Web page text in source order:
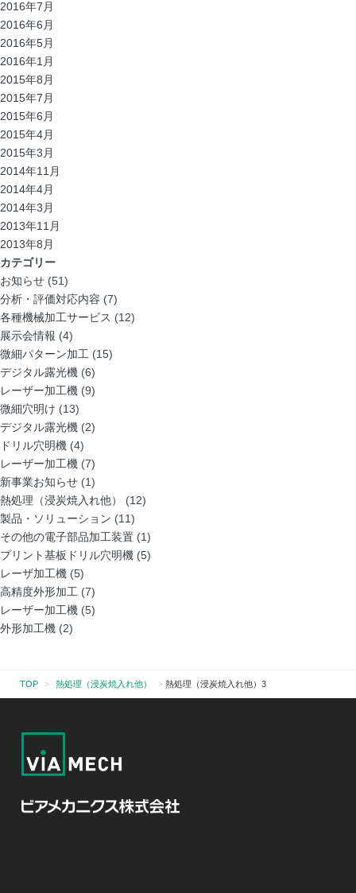
2016年7月
2016年6月
2016年5月
2016年1月
2015年8月
2015年7月
2015年6月
2015年4月
2015年3月
2014年11月
2014年4月
2014年3月
2013年11月
2013年8月
カテゴリー
お知らせ (51)
分析・評価対応内容 (7)
各種機械加工サービス (12)
展示会情報 (4)
微細パターン加工 (15)
デジタル露光機 (6)
レーザー加工機 (9)
微細穴明け (13)
デジタル露光機 (2)
ドリル穴明機 (4)
レーザー加工機 (7)
新事業お知らせ (1)
熱処理（浸炭焼入れ他）
(12)
製品・ソリューション (11)
その他の電子部品加工装置 (1)
プリント基板ドリル穴明機 (5)
レーザ加工機 (5)
高精度外形加工 (7)
レーザー加工機 (5)
外形加工機 (2)
TOP > 熱処理（浸炭焼入れ他） > 熱処理（浸炭焼入れ他）3